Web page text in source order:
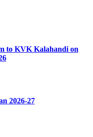
to KVK Kalahandi on
2026-27